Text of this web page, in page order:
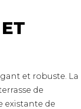
et robuste. La
de
existante de